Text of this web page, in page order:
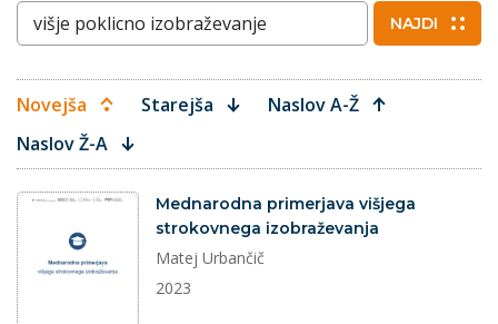
Vnesite ključne besede NAJDI
Novejša Starejša
Naslov A-Ž
Naslov Ž-A
dokument
Mednarodna primerjava višjega
strokovnega izobraževanja
Matej Urbančič
2023